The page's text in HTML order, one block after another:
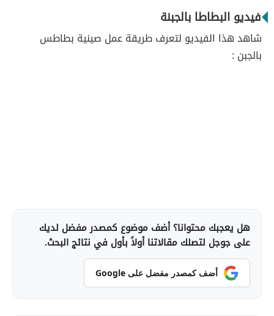
فيديو البطاطا بالجبنة
شاهد هذا الفيديو لتعرف طريقة عمل صينية بطاطس
بالجبن :
هل يعجبك محتوانا؟ أضف موضوع كمصدر مفضل لديك
على جوجل لتصلك مقالاتنا أولاً بأول في نتائج البحث.
أضف كمصدر مفضل على Google